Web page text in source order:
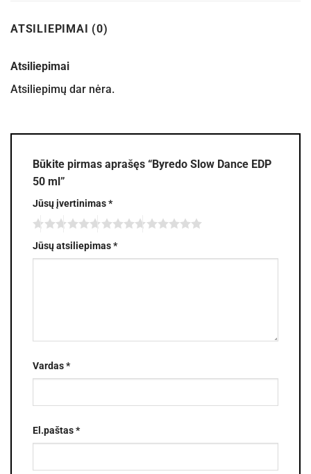
ATSILIEPIMAI (0)
Atsiliepimai
Atsiliepimų dar nėra.
Būkite pirmas aprašęs “Byredo Slow Dance EDP
50 ml”
Jūsų įvertinimas*
Jūsų atsiliepimas*
Vardas*
El.paštas*